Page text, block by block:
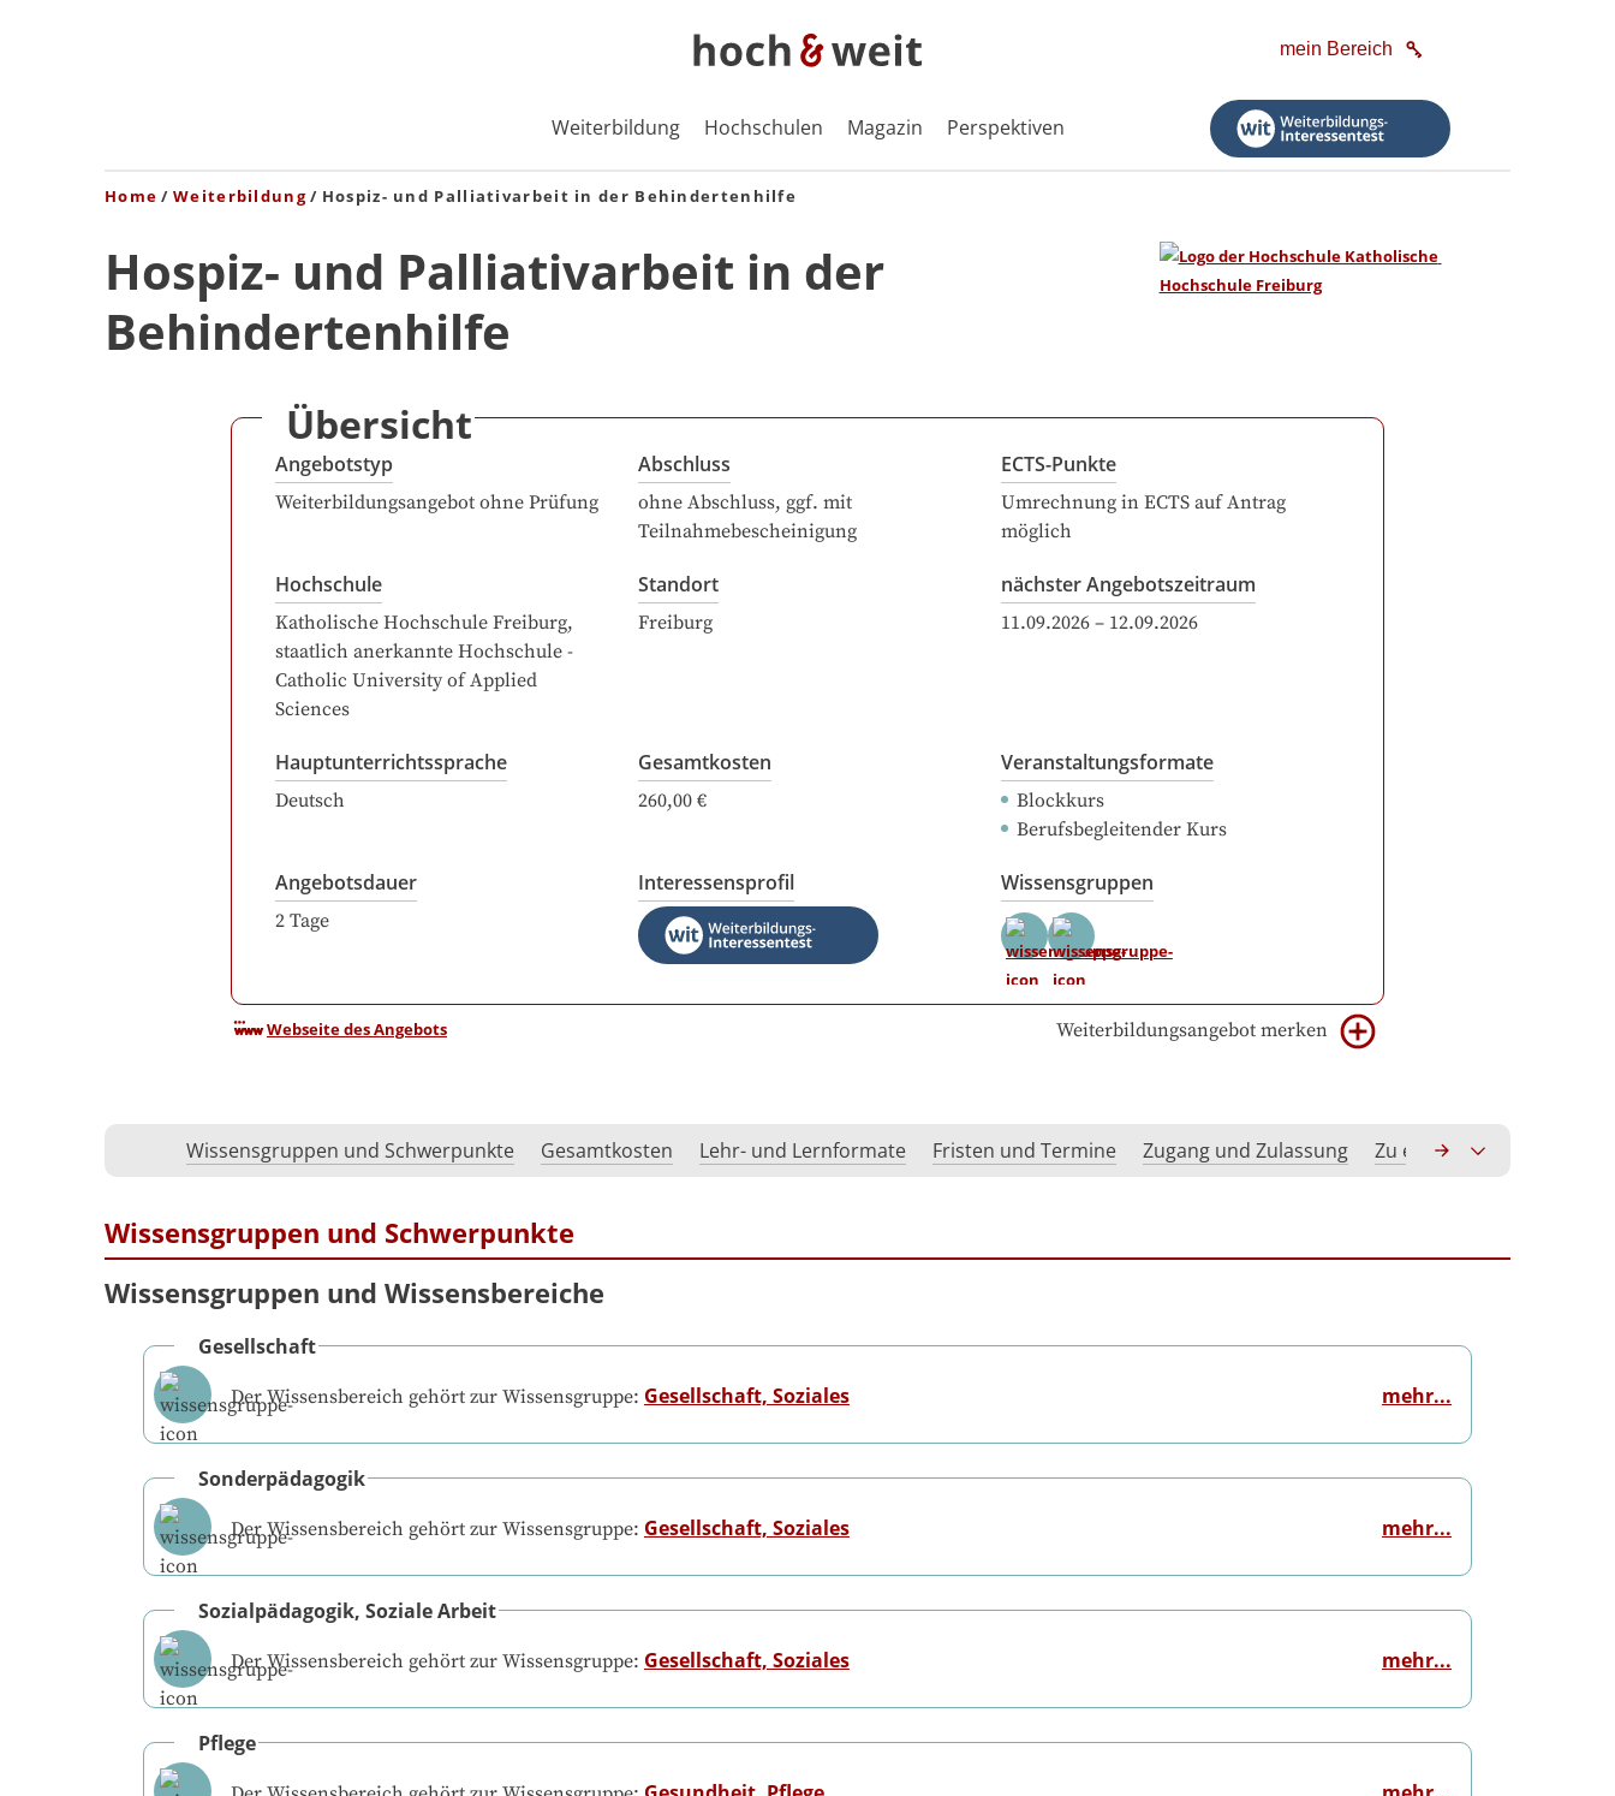
mein Bereich
Weiterbildung Hochschulen Magazin Perspektiven
Home Weiterbildung Hospiz- und Palliativarbeit in der Behindertenhilfe
Hospiz- und Palliativarbeit in der
Behindertenhilfe
Übersicht
Angebotstyp
Weiterbildungsangebot ohne Prüfung
Abschluss
ohne Abschluss, ggf. mit
Teilnahmebescheinigung
ECTS-Punkte
Umrechnung in ECTS auf Antrag
möglich
Hochschule
Katholische Hochschule Freiburg,
staatlich anerkannte Hochschule -
Catholic University of Applied
Sciences
Standort
Freiburg
nächster Angebotszeitraum
11.09.2026 – 12.09.2026
Hauptunterrichtssprache
Deutsch
Gesamtkosten
260,00 €
Veranstaltungsformate
Blockkurs
Berufsbegleitender Kurs
Angebotsdauer
2 Tage
Interessensprofil Wissensgruppen
Webseite des Angebots Weiterbildungsangebot merken
Wissensgruppen und Schwerpunkte Gesamtkosten Lehr- und Lernformate Fristen und Termine Zugang und Zulassung Zu erwerbende
Wissensgruppen und Schwerpunkte
Wissensgruppen und Wissensbereiche
Gesellschaft
Der Wissensbereich gehört zur Wissensgruppe: Gesellschaft, Soziales mehr...
Sonderpädagogik
Der Wissensbereich gehört zur Wissensgruppe: Gesellschaft, Soziales mehr...
Sozialpädagogik, Soziale Arbeit
Der Wissensbereich gehört zur Wissensgruppe: Gesellschaft, Soziales mehr...
Pflege